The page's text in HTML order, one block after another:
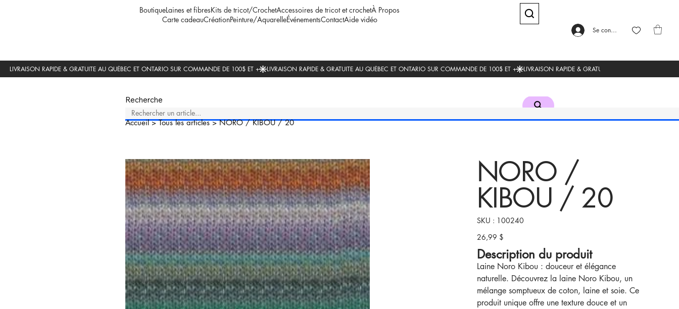
BoutiqueLaines et fibresKits de tricot/CrochetAccessoires de tricot et crochetÀ Propos
Carte cadeauCréationPeinture/AquarelleÉvénementsContactAide vidéo
Se connecter
Recherche
Accueil>Tous les articles>NORO / KIBOU / 20
NORO /
KIBOU / 20
SKU :
SKU
100240
100240
Prix
26,99 $
Description du produit
Laine Noro Kibou : douceur et élégance
naturelle. Découvrez la laine Noro Kibou, un
mélange somptueux de coton, laine et soie. Ce
produit unique offre une texture douce et un